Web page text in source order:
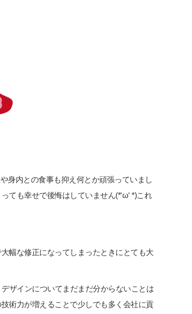
身内との食事も抑え何とか頑張っていまし
も幸せで後悔はしていません(*‘ω‘ *)これ
幅な修正になってしまったときにとても大
ザインについてまだまだ分からないことは
術力が増えることで少しでも多く会社に貢